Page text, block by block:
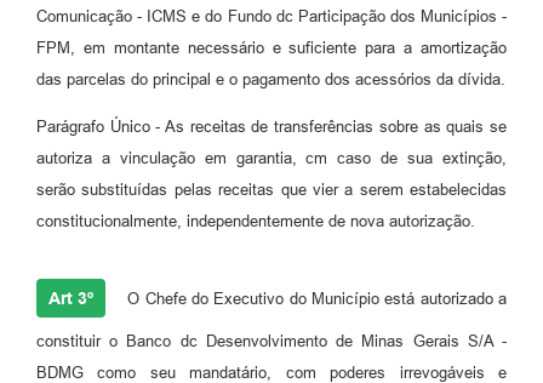
Comunicação - ICMS e do Fundo dc Participação dos Municípios -
FPM, em montante necessário e suficiente para a amortização
das parcelas do principal e o pagamento dos acessórios da dívida.
Parágrafo Único - As receitas de transferências sobre as quais se
autoriza a vinculação em garantia, cm caso de sua extinção,
serão substituídas pelas receitas que vier a serem estabelecidas
constitucionalmente, independentemente de nova autorização.
Art 3º O Chefe do Executivo do Município está autorizado a
constituir o Banco dc Desenvolvimento de Minas Gerais S/A -
BDMG como seu mandatário, com poderes irrevogáveis e